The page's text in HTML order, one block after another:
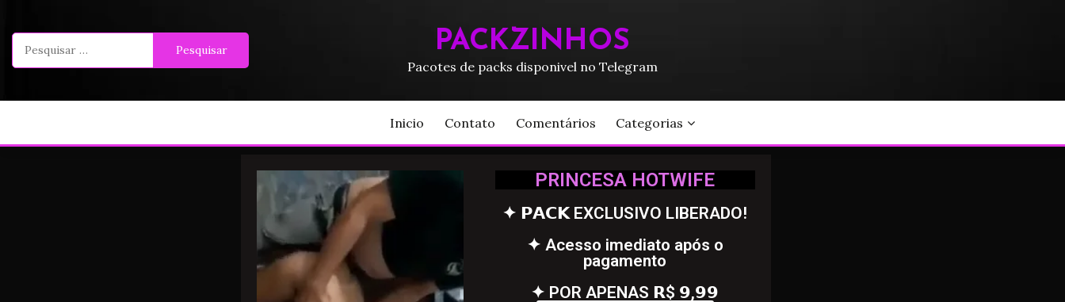
PACKZINHOS
Pacotes de packs disponivel no Telegram
Inicio Contato Comentários Categorias
PRINCESA HOTWIFE
✦ 𝗣𝗔𝗖𝗞 EXCLUSIVO LIBERADO!
✦ Acesso imediato após o
pagamento
✦ POR APENAS 𝗥$ 𝟵,𝟵𝟵